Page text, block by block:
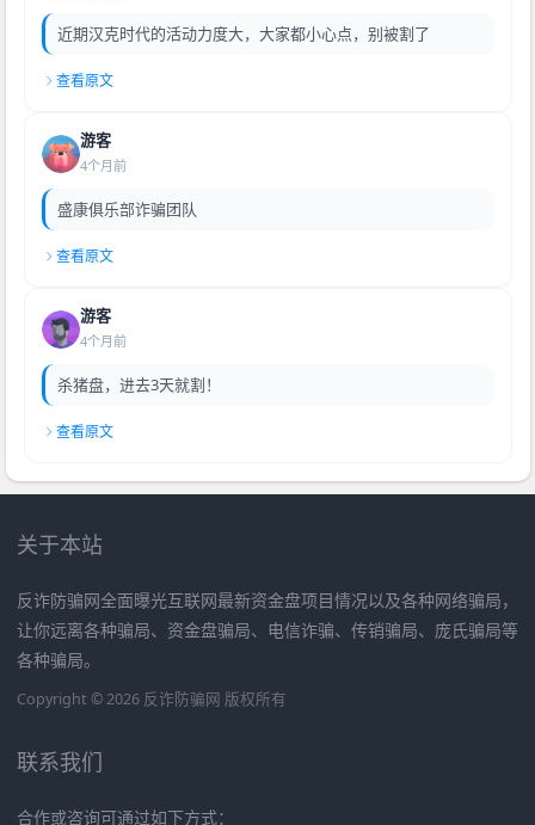
近期汉克时代的活动力度大，大家都小心点，别被割了
查看原文
游客
4个月前
盛康俱乐部诈骗团队
查看原文
游客
4个月前
杀猪盘，进去3天就割！
查看原文
关于本站
反诈防骗网全面曝光互联网最新资金盘项目情况以及各种网络骗局，
让你远离各种骗局、资金盘骗局、电信诈骗、传销骗局、庞氏骗局等
各种骗局。
Copyright © 2026 反诈防骗网 版权所有
联系我们
合作或咨询可通过如下方式：